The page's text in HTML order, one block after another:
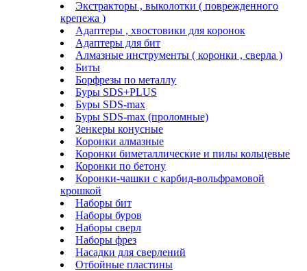
Экстракторы , выколотки ( поврежденного
крепежа )
Адаптеры , хвостовики для коронок
Адаптеры для бит
Алмазные инструменты ( коронки , сверла )
Биты
Борфрезы по металлу
Буры SDS+PLUS
Буры SDS-max
Буры SDS-max (проломные)
Зенкеры конусные
Коронки алмазные
Коронки биметаллические и пилы кольцевые
Коронки по бетону
Коронки-чашки с карбид-вольфрамовой
крошкой
Наборы бит
Наборы буров
Наборы сверл
Наборы фрез
Насадки для сверлений
Отбойные пластины